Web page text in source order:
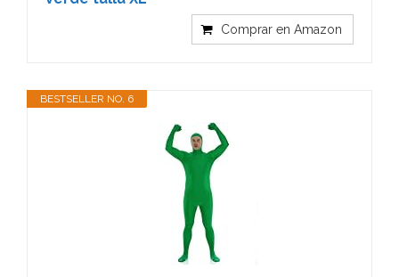
Comprar en Amazon
BESTSELLER NO. 6